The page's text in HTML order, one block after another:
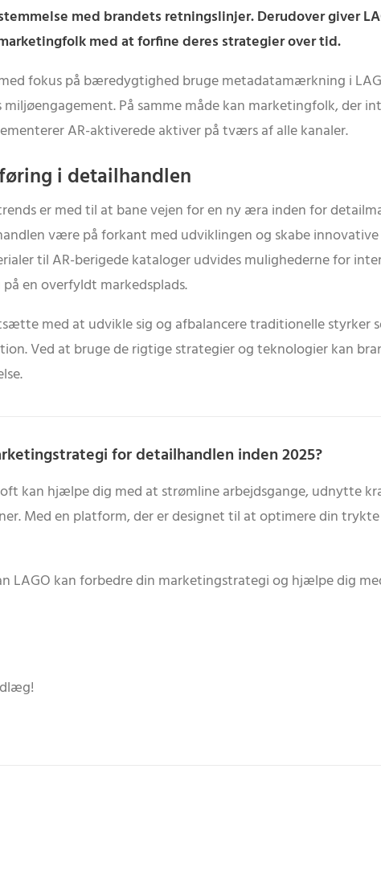
med brandets retningslinjer. Derudover giver
med at forfine deres strategier over tid.
fokus på bæredygtighed bruge metadatamærkning i
På samme måde kan marketingfolk, der
AR-aktiverede aktiver på tværs af alle kanaler.
i detailhandlen
er med til at bane vejen for en ny æra inden for
være på forkant med udviklingen og skabe
til AR-berigede kataloger udvides mulighederne for
en overfyldt markedsplads.
med at udvikle sig og afbalancere traditionelle styrker
Ved at bruge de rigtige strategier og teknologier kan
for detailhandlen inden 2025?
kan hjælpe dig med at strømline arbejdsgange, udnytte
Med en platform, der er designet til at optimere din
LAGO kan forbedre din marketingstrategi og hjælpe dig